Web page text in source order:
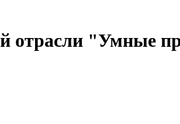
отрасли "Умные